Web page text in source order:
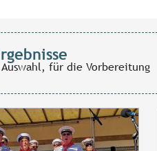
für die Vorbereitung